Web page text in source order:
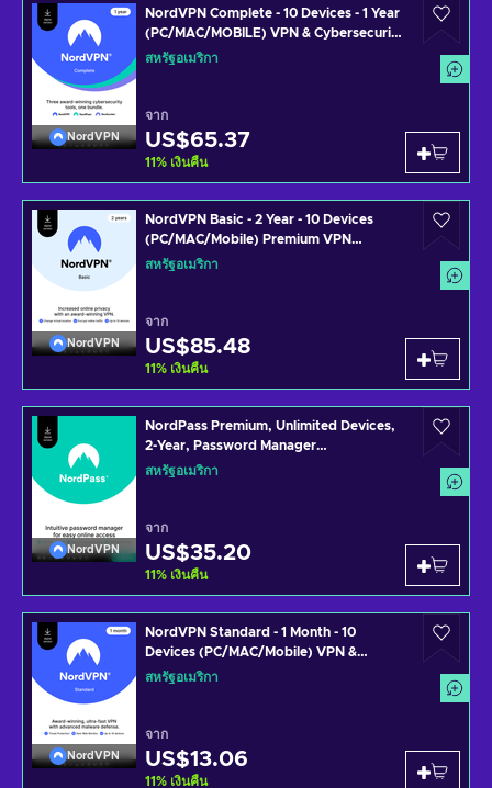
NordVPN
NordVPN Complete - 10 Devices - 1 Year
(PC/MAC/MOBILE) VPN & Cybersecurity
Software Subscription Key UNITED
สหรัฐอเมริกา
จาก
US$65.37
11% เงินคืน
NordVPN
NordVPN Basic - 2 Year - 10 Devices
(PC/MAC/Mobile) Premium VPN
Software Subscription Key UNITED
สหรัฐอเมริกา
จาก
US$85.48
11% เงินคืน
NordVPN
NordPass Premium, Unlimited Devices,
2-Year, Password Manager
(PC/Mac/Mobile) Subscription Key
สหรัฐอเมริกา
จาก
US$35.20
11% เงินคืน
NordVPN
NordVPN Standard - 1 Month - 10
Devices (PC/MAC/Mobile) VPN &
Cybersecurity Software Subscription
สหรัฐอเมริกา
จาก
US$13.06
11% เงินคืน